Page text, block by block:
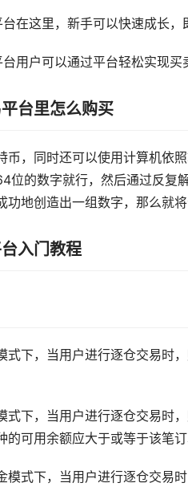
在这里，新手可以快速成长，
用户可以通过平台轻松实现买
台里怎么购买
币，同时还可以使用计算机依
位的数字就行，然后通过反复
功地创造出一组数字，那么就
入门教程
式下，当用户进行逐仓交易时
式下，当用户进行逐仓交易时
的可用余额应大于或等于该笔
模式下，当用户进行逐仓交易